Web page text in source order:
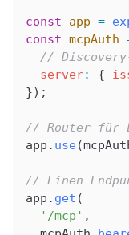
const app =
const mcpAuth
//
  server
: {
});
// Router für
app . use(
// Einen
app . get (
  '/mcp'
,